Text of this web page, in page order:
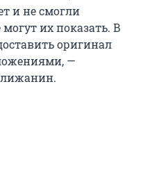
и не смогли
их показать. В
оригинал
—